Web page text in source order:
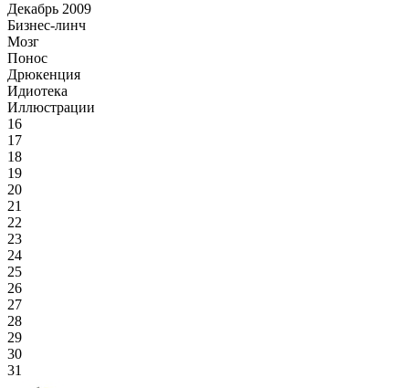
Декабрь 2009
Бизнес-линч
Мозг
Понос
Дрюкенция
Идиотека
Иллюстрации
16
17
18
19
20
21
22
23
24
25
26
27
28
29
30
31